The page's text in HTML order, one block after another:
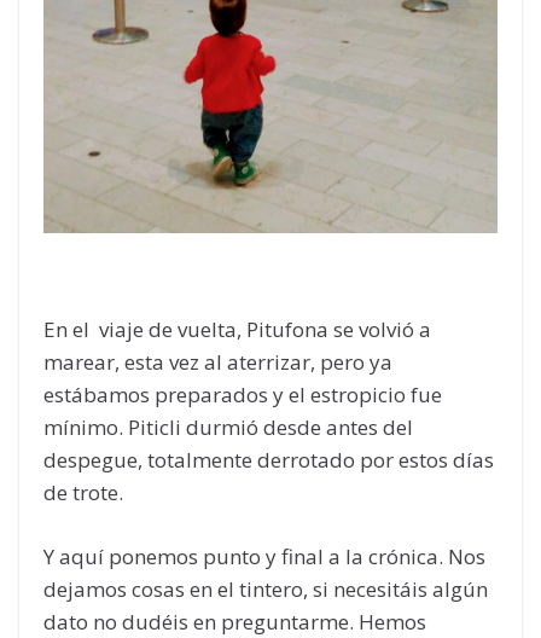
En el viaje de vuelta, Pitufona se volvió a
marear, esta vez al aterrizar, pero ya
estábamos preparados y el estropicio fue
mínimo. Piticli durmió desde antes del
despegue, totalmente derrotado por estos días
de trote.
Y aquí ponemos punto y final a la crónica. Nos
dejamos cosas en el tintero, si necesitáis algún
dato no dudéis en preguntarme. Hemos